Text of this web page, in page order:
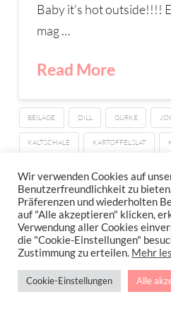
Baby it’s hot outside!!!!
mag …
Read More
BEILAGE DILL GURKE
KALTSCHALE KARTOFFELSLAT
IMPRESSUM
NEWSLETTER
Gesund Leben, Abnehmen,
!
Wir verwenden Cookies auf
Benutzerfreundlichkeit zu
Präferenzen und wiederholten
auf "Alle akzeptieren" klicken,
Verwendung aller Cookies
die "Cookie-Einstellungen"
Zustimmung zu erteilen. Mehr
Cookie-Einstellungen Alle